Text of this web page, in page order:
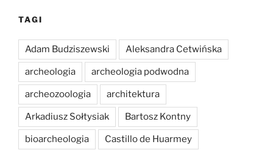
TAGI
Adam Budziszewski Aleksandra Cetwińska
archeologia archeologia podwodna
archeozoologia architektura
Arkadiusz Sołtysiak Bartosz Kontny
bioarcheologia Castillo de Huarmey